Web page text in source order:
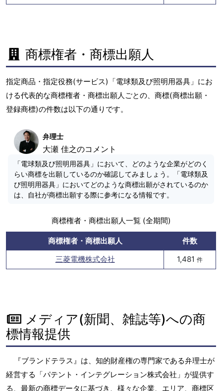
商標権者・商標出願人
指定商品・指定役務(サービス)「電球類及び照明用器具」にお
ける代表的な商標権者・商標出願人ごとの、商標(商標出願・
登録商標)の件数は以下の通りです。
弁理士
大瀬 佳之のコメント
「電球類及び照明用器具」において、どのような企業がどのく
らい商標を出願しているのか確認してみましょう。「電球類及
び照明用器具」においてどのような商標出願がされているのか
は、自社が商標出願する際に参考になる情報です。
商標権者・商標出願人一覧 (全期間)
商標権者・商標出願人
件数
三菱電機株式会社
1,481 件
メディア(新聞、雑誌等)への商
標情報提供
『ブランドテラス』は、知的財産権の専門家である弁理士が
経営する「パテント・インテグレーション株式会社」が提供す
る、最新の商標データに基づき、様々な企業、エリア、商標区